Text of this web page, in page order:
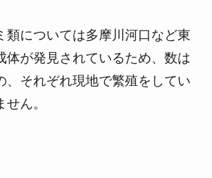
類については多摩川河口など東
体が発見されているため、数は
、それぞれ現地で繁殖をしてい
ん。